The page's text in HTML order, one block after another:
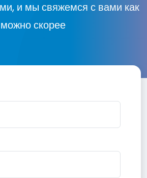
и мы свяжемся с вами как
можно скорее